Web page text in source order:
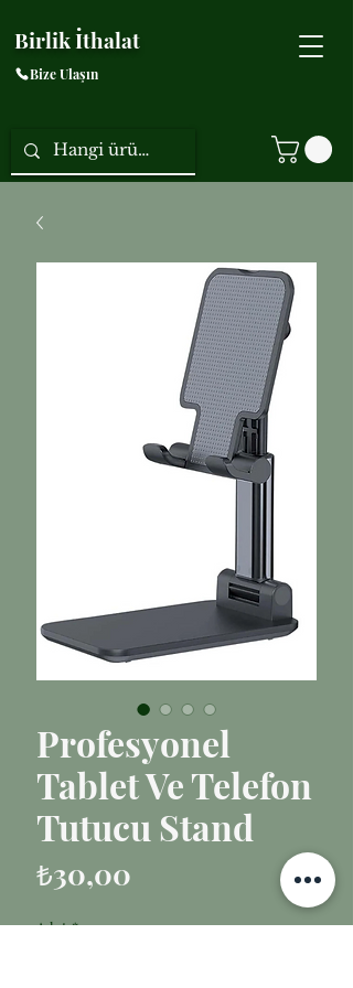
Birlik İthalat
Bize Ulaşın
Profesyonel
Tablet Ve Telefon
Tutucu Stand
₺30,00
Adet *